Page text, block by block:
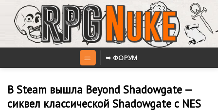
content
➥ ФОРУМ
В Steam вышла Beyond Shadowgate —
сиквел классической Shadowgate с NES